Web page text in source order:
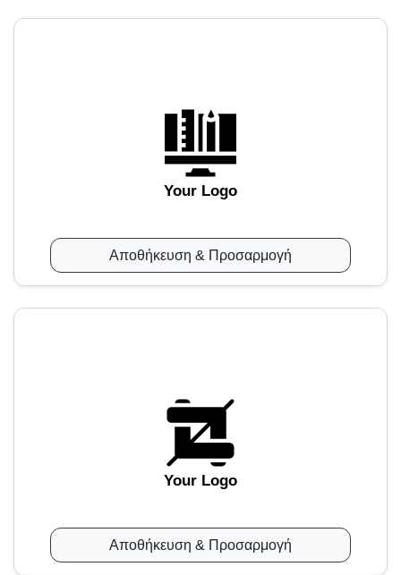
Your Logo
Αποθήκευση & Προσαρμογή
Your Logo
Αποθήκευση & Προσαρμογή